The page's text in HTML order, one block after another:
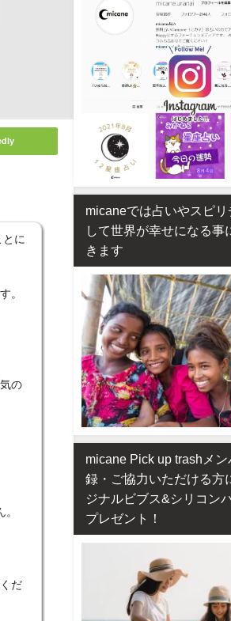
に
。
の
だ
micaneでは占いやスピリ
して世界が幸せになる事
きます
micane Pick up trashメン
録・ご協力いただける方
ジナルビブス&シリコン
プレゼント！